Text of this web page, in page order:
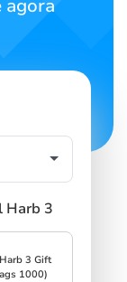
agora
Harb 3
3 Gift
1000)